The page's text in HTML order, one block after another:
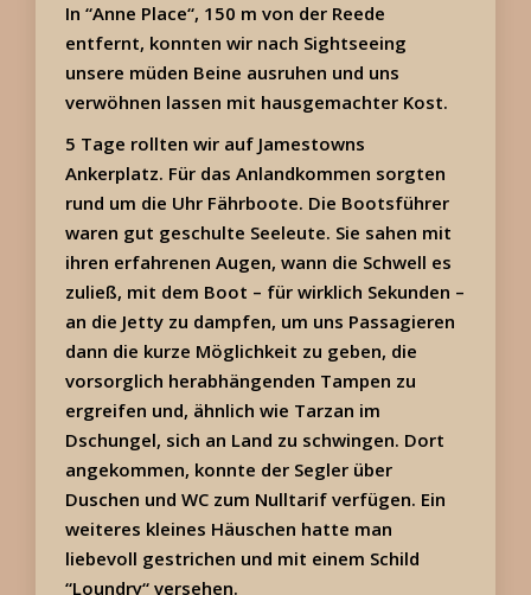
In “Anne Place“, 150 m von der Reede
entfernt, konnten wir nach Sightseeing
unsere müden Beine ausruhen und uns
verwöhnen lassen mit hausgemachter Kost.
5 Tage rollten wir auf Jamestowns
Ankerplatz. Für das Anlandkommen sorgten
rund um die Uhr Fährboote. Die Bootsführer
waren gut geschulte Seeleute. Sie sahen mit
ihren erfahrenen Augen, wann die Schwell es
zuließ, mit dem Boot – für wirklich Sekunden –
an die Jetty zu dampfen, um uns Passagieren
dann die kurze Möglichkeit zu geben, die
vorsorglich herabhängenden Tampen zu
ergreifen und, ähnlich wie Tarzan im
Dschungel, sich an Land zu schwingen. Dort
angekommen, konnte der Segler über
Duschen und WC zum Nulltarif verfügen. Ein
weiteres kleines Häuschen hatte man
liebevoll gestrichen und mit einem Schild
“Loundry“ versehen.